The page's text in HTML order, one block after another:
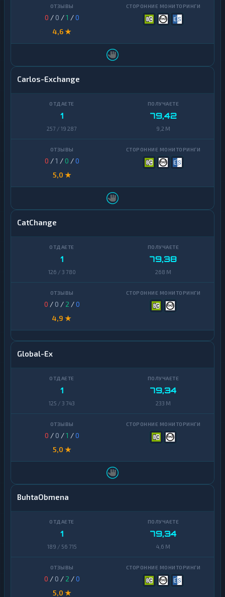
0 / 0 /1 /0
4,6 ★
Carlos-Exchange
1
257 / 19 287
79,42
9,2 M
0 /1 /0 /0
5,0 ★
CatChange
1
126 / 3 780
79,38
268 M
0 / 0 / 2 /0
4,9 ★
Global-Ex
1
125 / 3 743
79,34
233 M
0 / 0 /1 /0
5,0 ★
BuhtaObmena
1
189 / 56 715
79,34
4,6 M
0 / 0 / 2 /0
5,0 ★